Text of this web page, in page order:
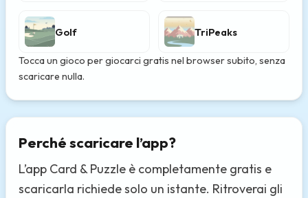
Golf TriPeaks
Tocca un gioco per giocarci gratis nel browser subito, senza
scaricare nulla.
Perché scaricare l’app?
L’app Card & Puzzle è completamente gratis e
scaricarla richiede solo un istante. Ritroverai gli